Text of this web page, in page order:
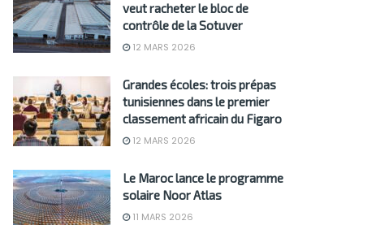
veut racheter le bloc de
contrôle de la Sotuver
12 MARS 2026
Grandes écoles: trois prépas
tunisiennes dans le premier
classement africain du Figaro
12 MARS 2026
Le Maroc lance le programme
solaire Noor Atlas
11 MARS 2026